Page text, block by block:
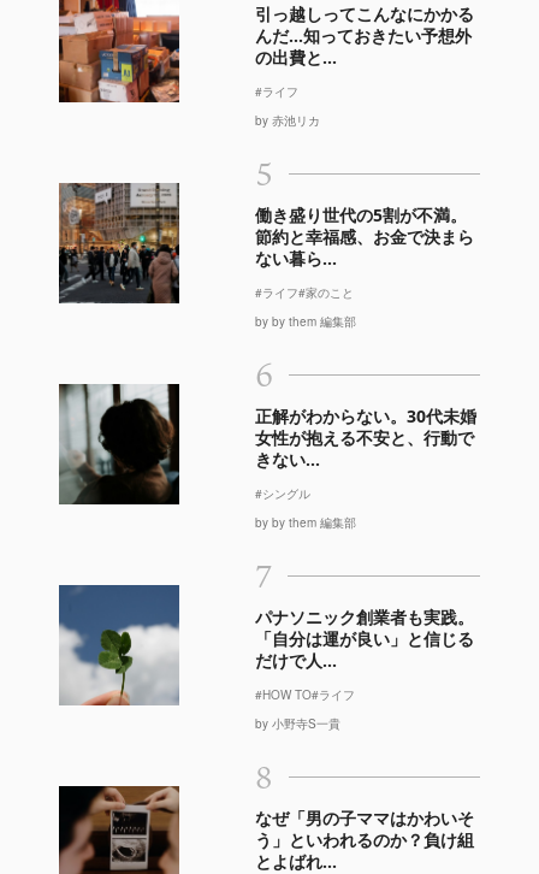
引っ越しってこんなにかかる
んだ…知っておきたい予想外
の出費と...
#ライフ
by 赤池リカ
5
働き盛り世代の5割が不満。
節約と幸福感、お金で決まら
ない暮ら...
#ライフ#家のこと
by by them 編集部
6
正解がわからない。30代未婚
女性が抱える不安と、行動で
きない...
#シングル
by by them 編集部
7
パナソニック創業者も実践。
「自分は運が良い」と信じる
だけで人...
#HOW TO#ライフ
by 小野寺S一貴
8
なぜ「男の子ママはかわいそ
う」といわれるのか？負け組
とよばれ...